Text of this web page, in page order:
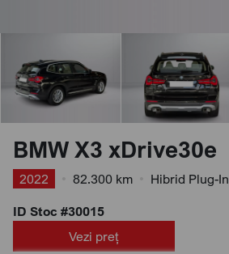
BMW X3 xDrive30e
2022 82.300 km
Hibrid Plug-In
ID Stoc #30015
Vezi preț